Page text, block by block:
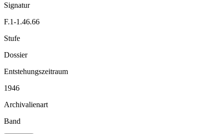
Signatur
F.1-1.46.66
Stufe
Dossier
Entstehungszeitraum
1946
Archivalienart
Band